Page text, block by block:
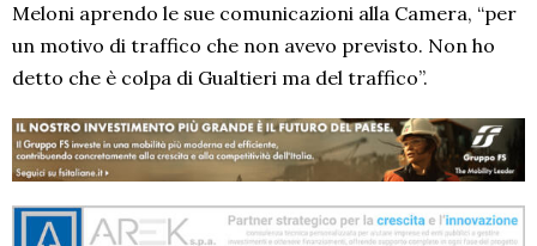
Meloni aprendo le sue comunicazioni alla Camera, “per
un motivo di traffico che non avevo previsto. Non ho
detto che è colpa di Gualtieri ma del traffico”.